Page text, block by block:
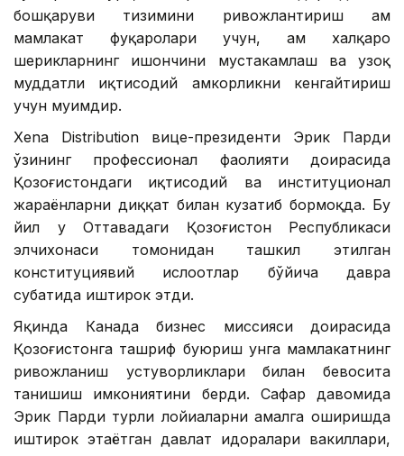
бошқаруви тизимини ривожлантириш ҳам
мамлакат фуқаролари учун, ҳам халқаро
шерикларнинг ишончини мустаҳкамлаш ва узоқ
муддатли иқтисодий ҳамкорликни кенгайтириш
учун муҳимдир.
Xena Distribution вице-президенти Эрик Парди
ўзининг профессионал фаолияти доирасида
Қозоғистондаги иқтисодий ва институционал
жараёнларни диққат билан кузатиб бормоқда. Бу
йил у Оттавадаги Қозоғистон Республикаси
элчихонаси томонидан ташкил этилган
конституциявий ислоҳотлар бўйича давра
суҳбатида иштирок этди.
Яқинда Канада бизнес миссияси доирасида
Қозоғистонга ташриф буюриш унга мамлакатнинг
ривожланиш устуворликлари билан бевосита
танишиш имкониятини берди. Сафар давомида
Эрик Парди турли лойиҳаларни амалга оширишда
иштирок этаётган давлат идоралари вакиллари,